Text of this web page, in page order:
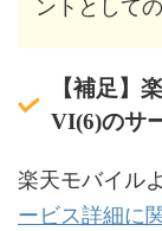
ントとして
【補足】
VI(6)のサ
楽天モバイル
ービス詳細に